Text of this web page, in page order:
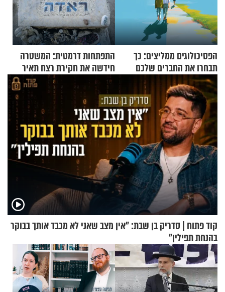
הפסיכולוגים ממליצים: כך
תבחרו את החברים שלכם
בחיים
התפתחות דרמטית: המשטרה
חידשה את חקירת רצח תאיר
ראדה
קוד פתוח | סדריק בן שבת: "אין מצב שאני לא מכבד אותך בבוקר
בהנחת תפילין"